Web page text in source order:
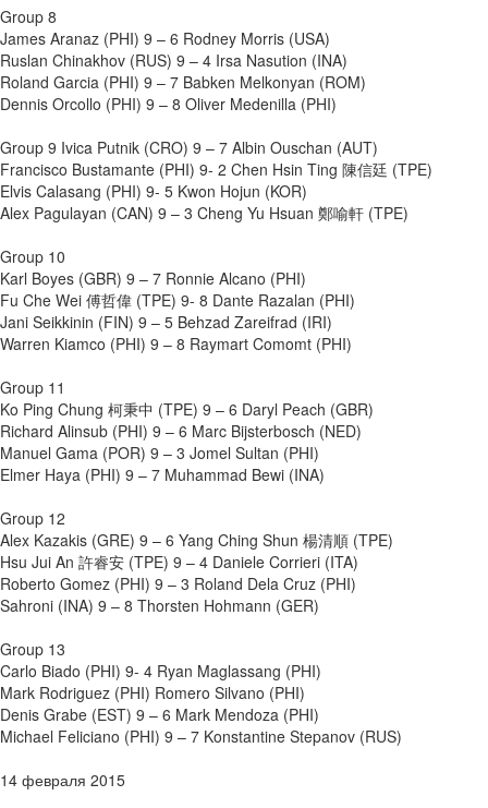
Group 8
James Aranaz (PHI) 9 – 6 Rodney Morris (USA)
Ruslan Chinakhov (RUS) 9 – 4 Irsa Nasution (INA)
Roland Garcia (PHI) 9 – 7 Babken Melkonyan (ROM)
Dennis Orcollo (PHI) 9 – 8 Oliver Medenilla (PHI)
Group 9 Ivica Putnik (CRO) 9 – 7 Albin Ouschan (AUT)
Francisco Bustamante (PHI) 9- 2 Chen Hsin Ting 陳信廷 (TPE)
Elvis Calasang (PHI) 9- 5 Kwon Hojun (KOR)
Alex Pagulayan (CAN) 9 – 3 Cheng Yu Hsuan 鄭喻軒 (TPE)
Group 10
Karl Boyes (GBR) 9 – 7 Ronnie Alcano (PHI)
Fu Che Wei 傅哲偉 (TPE) 9- 8 Dante Razalan (PHI)
Jani Seikkinin (FIN) 9 – 5 Behzad Zareifrad (IRI)
Warren Kiamco (PHI) 9 – 8 Raymart Comomt (PHI)
Group 11
Ko Ping Chung 柯秉中 (TPE) 9 – 6 Daryl Peach (GBR)
Richard Alinsub (PHI) 9 – 6 Marc Bijsterbosch (NED)
Manuel Gama (POR) 9 – 3 Jomel Sultan (PHI)
Elmer Haya (PHI) 9 – 7 Muhammad Bewi (INA)
Group 12
Alex Kazakis (GRE) 9 – 6 Yang Ching Shun 楊清順 (TPE)
Hsu Jui An 許睿安 (TPE) 9 – 4 Daniele Corrieri (ITA)
Roberto Gomez (PHI) 9 – 3 Roland Dela Cruz (PHI)
Sahroni (INA) 9 – 8 Thorsten Hohmann (GER)
Group 13
Carlo Biado (PHI) 9- 4 Ryan Maglassang (PHI)
Mark Rodriguez (PHI) Romero Silvano (PHI)
Denis Grabe (EST) 9 – 6 Mark Mendoza (PHI)
Michael Feliciano (PHI) 9 – 7 Konstantine Stepanov (RUS)
14 февраля 2015